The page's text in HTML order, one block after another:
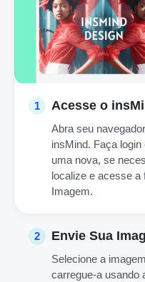
1 Acesse o
Abra seu
insMind. Faça
uma nova, se
localize e acesse
Imagem.
2 Envie Sua
Selecione a
carregue-a usando